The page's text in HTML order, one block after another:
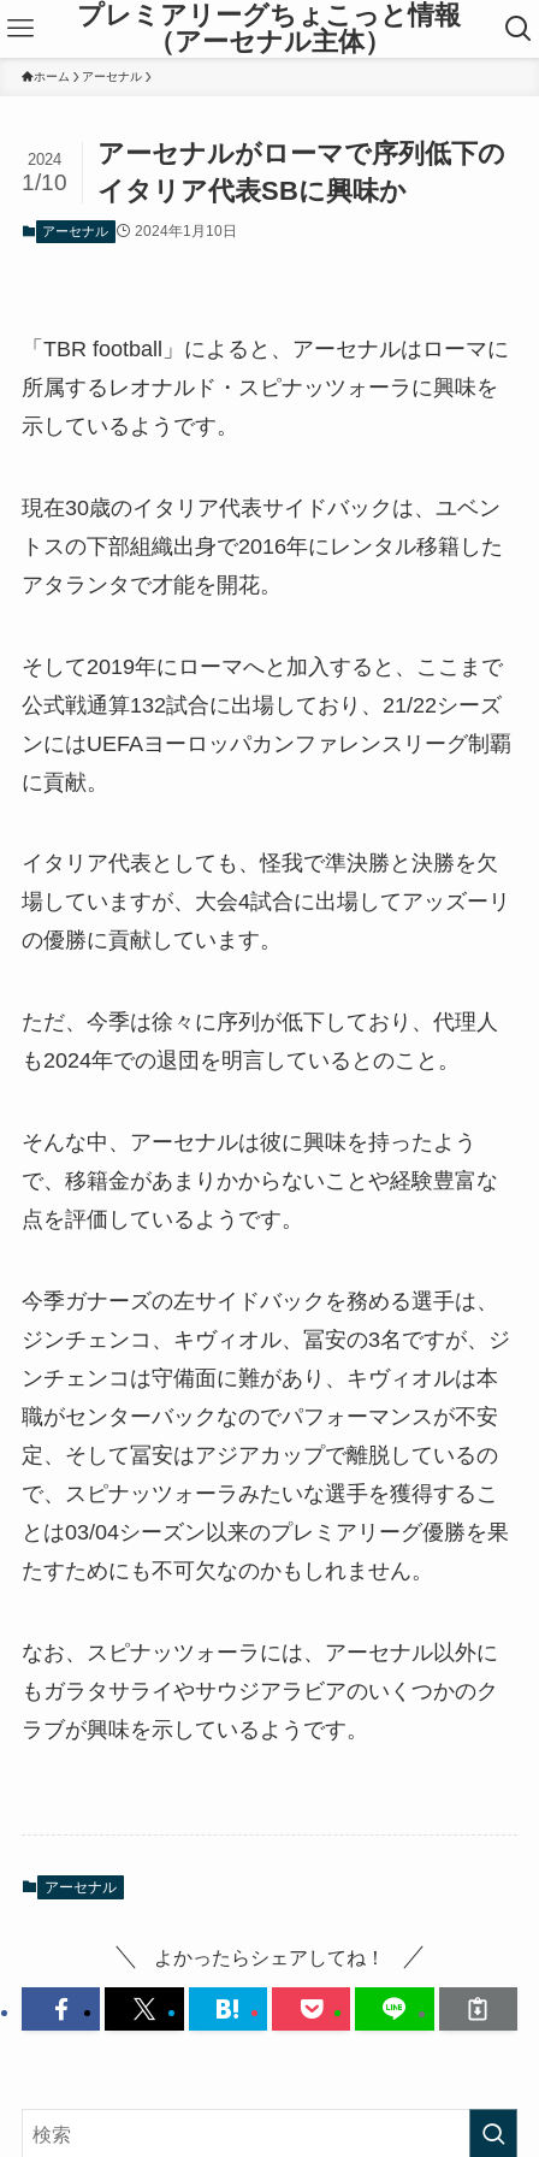
プレミアリーグちょこっと情報
（アーセナル主体）
ホーム アーセナル
アーセナルがローマで序列低下の
イタリア代表SBに興味か
2024
1/10
アーセナル 2024年1月10日
「TBR football」によると、アーセナルはローマに
所属するレオナルド・スピナッツォーラに興味を
示しているようです。
現在30歳のイタリア代表サイドバックは、ユベン
トスの下部組織出身で2016年にレンタル移籍した
アタランタで才能を開花。
そして2019年にローマへと加入すると、ここまで
公式戦通算132試合に出場しており、21/22シーズ
ンにはUEFAヨーロッパカンファレンスリーグ制覇
に貢献。
イタリア代表としても、怪我で準決勝と決勝を欠
場していますが、大会4試合に出場してアッズーリ
の優勝に貢献しています。
ただ、今季は徐々に序列が低下しており、代理人
も2024年での退団を明言しているとのこと。
そんな中、アーセナルは彼に興味を持ったよう
で、移籍金があまりかからないことや経験豊富な
点を評価しているようです。
今季ガナーズの左サイドバックを務める選手は、
ジンチェンコ、キヴィオル、冨安の3名ですが、ジ
ンチェンコは守備面に難があり、キヴィオルは本
職がセンターバックなのでパフォーマンスが不安
定、そして冨安はアジアカップで離脱しているの
で、スピナッツォーラみたいな選手を獲得するこ
とは03/04シーズン以来のプレミアリーグ優勝を果
たすためにも不可欠なのかもしれません。
なお、スピナッツォーラには、アーセナル以外に
もガラタサライやサウジアラビアのいくつかのク
ラブが興味を示しているようです。
アーセナル
よかったらシェアしてね！